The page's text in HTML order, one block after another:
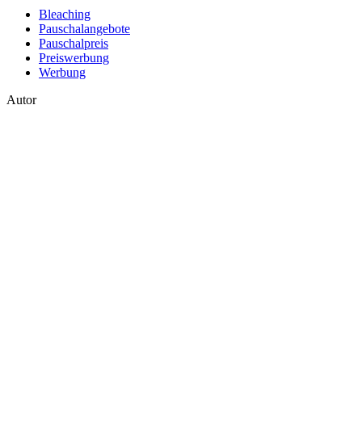
Bleaching
Pauschalangebote
Pauschalpreis
Preiswerbung
Werbung
Autor